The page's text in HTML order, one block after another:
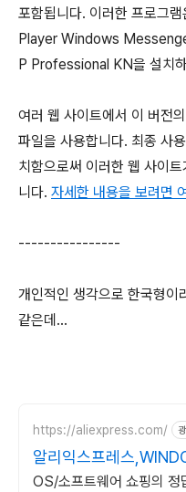
포함됩니다. 이러한 프로그
Player Windows
P Professional KN을 설치
여러 웹 사이트에서 이 버전
파일을 사용합니다. 최종 사
치함으로써 이러한 웹 사이
니다. 자세한 내용을 보려면
----------------
개인적인 생각으로 한국형이
같은데...
https://aliexpress.com/
알리익스프레스
쏙드는 오늘의 특가
OS/소프트웨어 쇼핑의